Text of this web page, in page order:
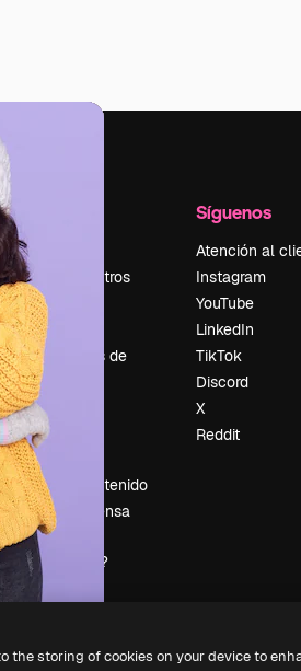
Precios
Sobre nosotros
Reviews
Empleo
Tendencias de
búsqueda
Blog
Eventos
Slidesgo
Vender contenido
Sala de prensa
¿Buscas
magnific.ai?
Síguenos
Atención al
Instagram
YouTube
LinkedIn
TikTok
Discord
X
Reddit
the storing of cookies on your device to